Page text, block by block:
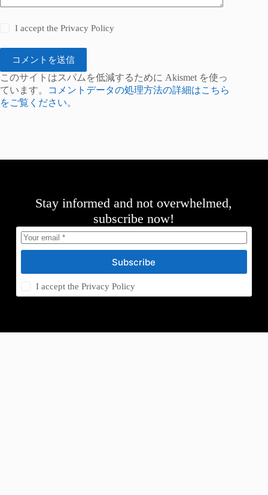
I accept thePrivacy Policy
コメントを送信
このサイトはスパムを低減するために Akismet を使っ
ています。
コメントデータの処理方法の詳細はこちら
をご覧ください。
Stay informed and not overwhelmed,
subscribe now!
Subscribe
I accept thePrivacy Policy